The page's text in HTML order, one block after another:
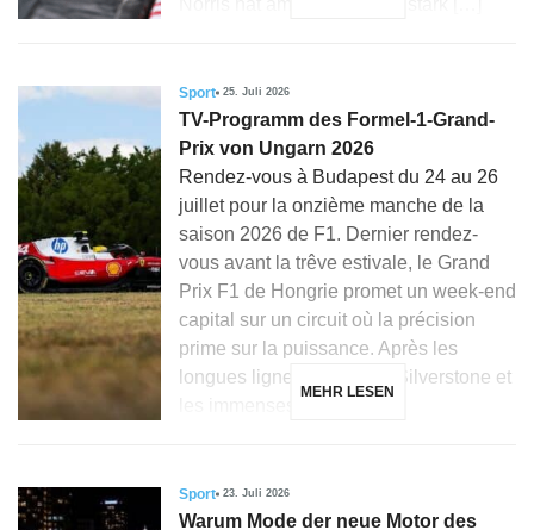
Sport 25. Juli 2026
TV-Programm des Formel-1-Grand-
Prix von Ungarn 2026
Rendez-vous à Budapest du 24 au 26
juillet pour la onzième manche de la
saison 2026 de F1. Dernier rendez-
vous avant la trêve estivale, le Grand
Prix F1 de Hongrie promet un week-end
capital sur un circuit où la précision
prime sur la puissance. Après les
longues lignes droites de Silverstone et
MEHR LESEN
Sport 23. Juli 2026
Warum Mode der neue Motor des